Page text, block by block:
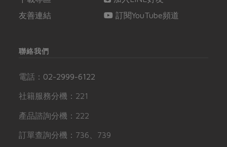
友善連結
訂閱YouTube頻道
聯絡我們
電話： 02-2999-6122
社籍服務分機：221
產品諮詢分機：222
訂單查詢分機：736、739